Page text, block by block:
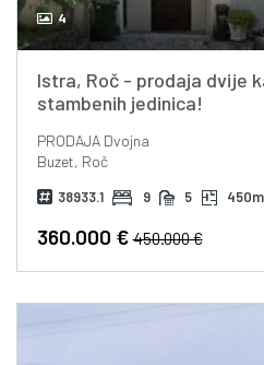
4
Istra, Roč - prodaja dvije
stambenih jedinica!
PRODAJADvojna
Buzet, Roč
38933.1 9 5 450m
360.000 €450.000 €